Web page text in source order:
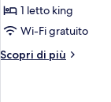
King
with
Soaking
Tub
1 letto king
Wi-Fi gratuito
Scopri di più
Altri